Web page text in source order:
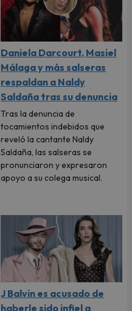
Daniela Darcourt, Masiel
Málaga y más salseras
respaldan a Naldy
Saldaña tras su denuncia
Tras la denuncia de
tocamientos indebidos que
reveló la cantante Naldy
Saldaña, las salseras se
pronunciaron y expresaron
apoyo a su colega musical.
J Balvin es acusado de
haberle sido infiel a